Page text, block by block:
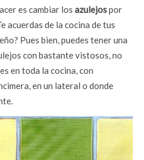
es cambiar losazulejospor
acuerdas de la cocina de tus
Pues bien, puedes tener una
con bastante vistosos, no
en toda la cocina, con
en un lateral o donde